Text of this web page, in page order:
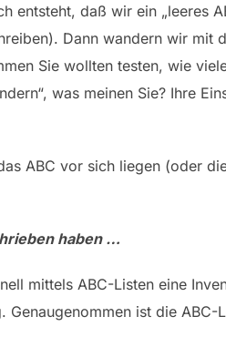
entsteht, daß wir ein „leeres
Dann wandern wir mit
Sie wollten testen, wie
was meinen Sie? Ihre
ABC vor sich liegen (oder
haben …
mittels ABC-Listen eine
ist die